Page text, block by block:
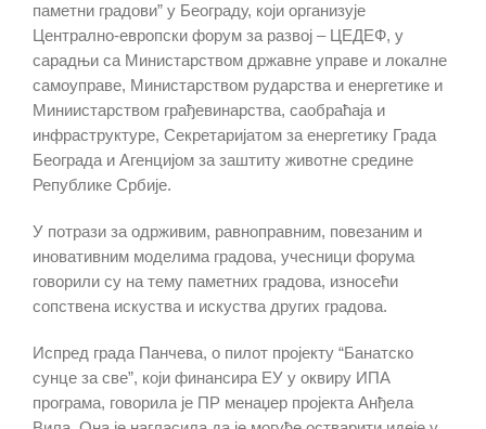
паметни градови” у Београду, који организује
Централно-европски форум за развој – ЦЕДЕФ, у
сарадњи са Министарством државне управе и локалне
самоуправе, Министарством рударства и енергетике и
Миниистарством грађевинарства, саобраћаја и
инфраструктуре, Секретаријатом за енергетику Града
Београда и Агенцијом за заштиту животне средине
Републике Србије.
У потрази за одрживим, равноправним, повезаним и
иновативним моделима градова, учесници форума
говорили су на тему паметних градова, износећи
сопствена искуства и искуства других градова.
Испред града Панчева, о пилот пројекту “Банатско
сунце за све”, који финансира ЕУ у оквиру ИПА
програма, говорила је ПР менаџер пројекта Анђела